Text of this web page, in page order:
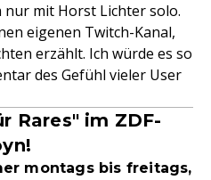
nur mit Horst Lichter solo.
eigenen Twitch-Kanal,
erzählt. Ich würde es so
des Gefühl vieler User
Rares" im ZDF-
montags bis freitags,